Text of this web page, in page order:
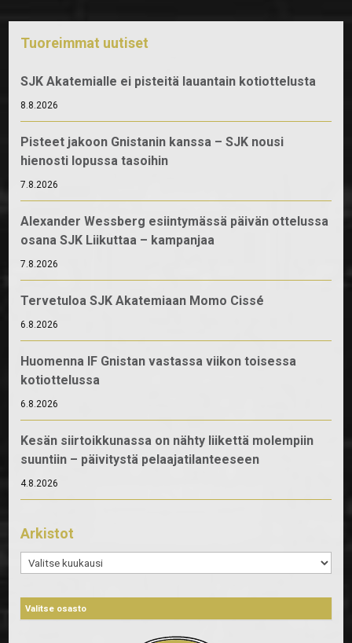
Tuoreimmat uutiset
SJK Akatemialle ei pisteitä lauantain kotiottelusta
8.8.2026
Pisteet jakoon Gnistanin kanssa – SJK nousi
hienosti lopussa tasoihin
7.8.2026
Alexander Wessberg esiintymässä päivän ottelussa
osana SJK Liikuttaa – kampanjaa
7.8.2026
Tervetuloa SJK Akatemiaan Momo Cissé
6.8.2026
Huomenna IF Gnistan vastassa viikon toisessa
kotiottelussa
6.8.2026
Kesän siirtoikkunassa on nähty liikettä molempiin
suuntiin – päivitystä pelaajatilanteeseen
4.8.2026
Arkistot
Arkistot